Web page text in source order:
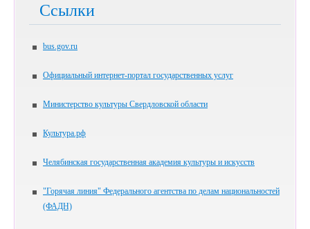
Ссылки
bus.gov.ru
Официальный интернет-портал государственных услуг
Министерство культуры Свердловской области
Культура.рф
Челябинская государственная академия культуры и искусств
"Горячая линия" Федерального агентства по делам национальностей
(ФАДН)